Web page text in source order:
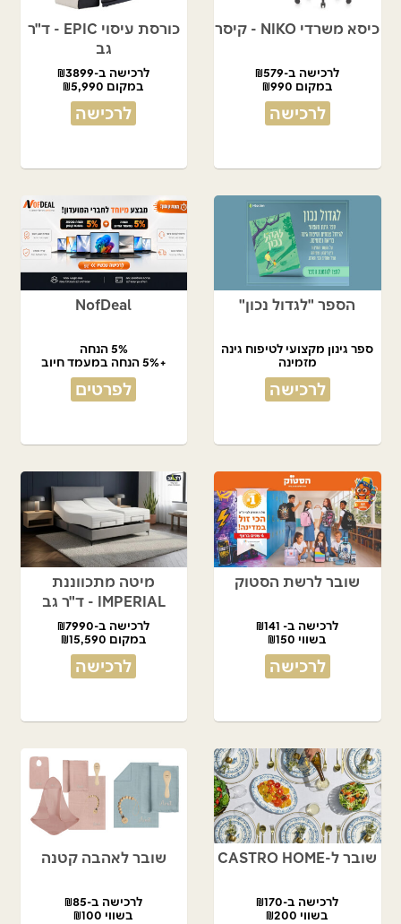
כיסא משרדי NIKO - קיסר
לרכישה ב-₪579
במקום ₪990
לרכישה
כורסת עיסוי EPIC - ד"ר
גב
לרכישה ב-₪3899
במקום ₪5,990
לרכישה
הספר "לגדול נכון"
ספר גינון מקצועי לטיפוח גינה
מזמינה
לרכישה
NofDeal
5% הנחה
+5% הנחה במעמד חיוב
לפרטים
שובר לרשת הסטוק
לרכישה ב- ₪141
בשווי ₪150
לרכישה
מיטה מתכווננת
IMPERIAL - ד"ר גב
לרכישה ב-₪7990
במקום ₪15,590
לרכישה
שובר ל-CASTRO HOME
לרכישה ב-₪170
בשווי ₪200
שובר לאהבה קטנה
לרכישה ב-₪85
בשווי ₪100